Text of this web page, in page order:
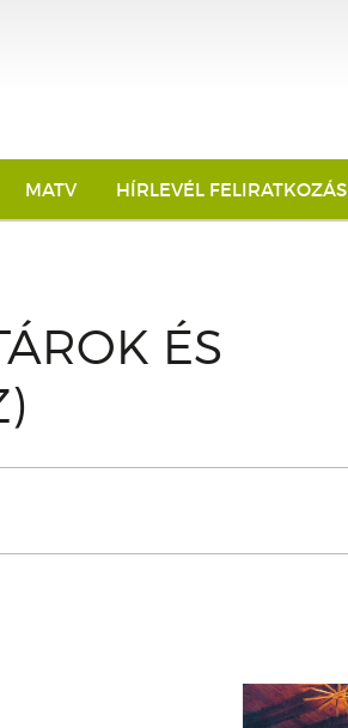
MATV HÍRLEVÉL FELIRATKOZÁS
ÉS